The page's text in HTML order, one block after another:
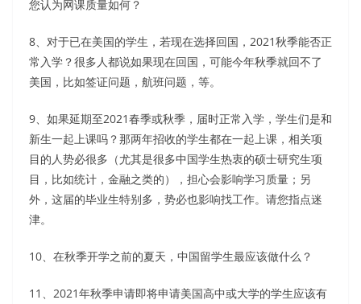
您认为网课质量如何？
8、对于已在美国的学生，若现在选择回国，2021秋季能否正
常入学？很多人都说如果现在回国，可能今年秋季就回不了
美国，比如签证问题，航班问题，等。
9、如果延期至2021春季或秋季，届时正常入学，学生们是和
新生一起上课吗？那两年招收的学生都在一起上课，相关项
目的人势必很多（尤其是很多中国学生热衷的硕士研究生项
目，比如统计，金融之类的），担心会影响学习质量；另
外，这届的毕业生特别多，势必也影响找工作。请您指点迷
津。
10、在秋季开学之前的夏天，中国留学生最应该做什么？
11、2021年秋季申请即将申请美国高中或大学的学生应该有